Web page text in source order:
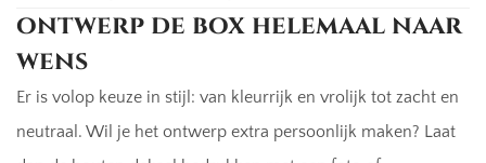
ontwerp de box helemaal naar
wens
Er is volop keuze in stijl: van kleurrijk en vrolijk tot zacht en
neutraal. Wil je het ontwerp extra persoonlijk maken? Laat